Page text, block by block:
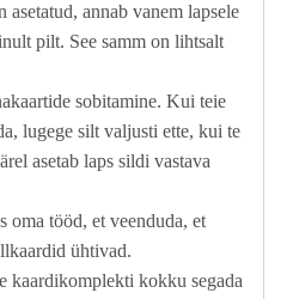
annab vanem lapsele
pilt. See samm on lihtsalt
sobitamine. Kui teie
lugege silt valjusti ette, kui te
asetab laps sildi vastava
oma tööd, et veenduda, et
ühtivad.
kaardikomplekti kokku segada